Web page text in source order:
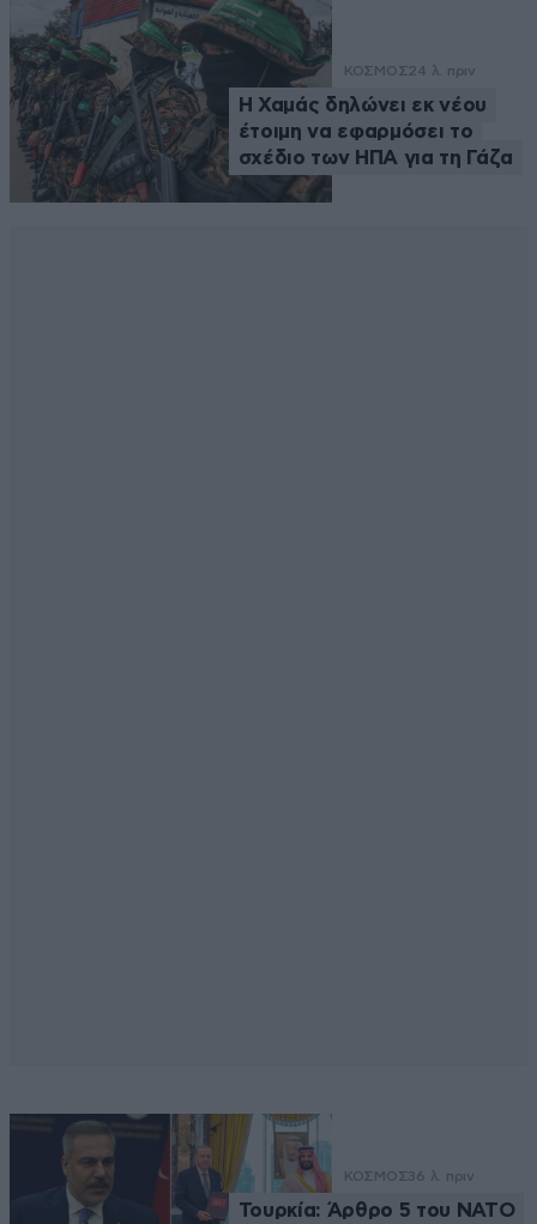
ΚΟΣΜΟΣ24 λ. πριν
Η Χαμάς δηλώνει εκ νέου
έτοιμη να εφαρμόσει το
σχέδιο των ΗΠΑ για τη Γάζα
ΚΟΣΜΟΣ36 λ. πριν
Τουρκία: Άρθρο 5 του ΝΑΤΟ